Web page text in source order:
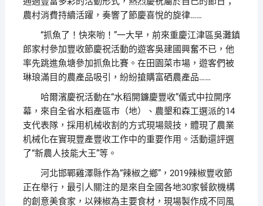
農村消費持續活躍，奏響了節慶喜悅的旋律……
“抓魚了！快來喲！”一大早，前來重慶江津區吳灘鎮
郎家村參加豐收節慶祝活動的遊客吳建國興奮不已，他
率先跳進魚塘參加抓魚比賽。在田園菜市場，遊客們被
琳琅滿目的農產品吸引，紛紛搶購富硒農產品……
哈爾濱慶祝活動在“水稻開鐮慶豐收”儀式中拉開序
幕，來自全省水稻產區市（地）、農墾和森工選派的14
支代表隊，採用机械收割的方式現場競技，體現了農業
机械化在實現豐產豐收工作中的重要作用。活動還評選
了“新農人技能大王”等。
河北邯鄲雞澤縣作為“辣椒之鄉”，2019辣椒豐收節
正在舉行，最引人關注的是來自全國各地30家餐飲機構
的創意美食家，以辣椒為主要食材，現場製作成不同風